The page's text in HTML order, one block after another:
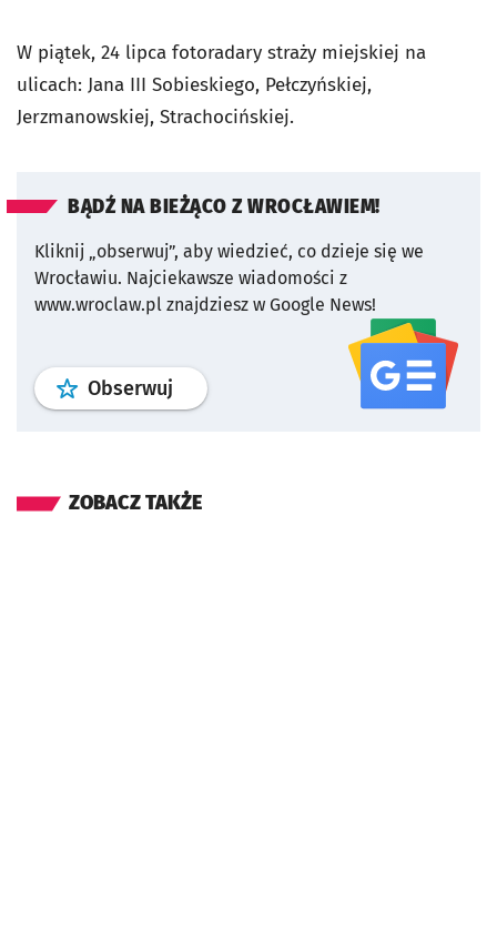
W piątek, 24 lipca fotoradary straży miejskiej na
ulicach: Jana III Sobieskiego, Pełczyńskiej,
Jerzmanowskiej, Strachocińskiej.
BĄDŹ NA BIEŻĄCO Z WROCŁAWIEM!
Kliknij „obserwuj”, aby wiedzieć, co dzieje się we
Wrocławiu. Najciekawsze wiadomości z
www.wroclaw.pl znajdziesz w Google News!
Obserwuj profil serwisu
ZOBACZ TAKŻE